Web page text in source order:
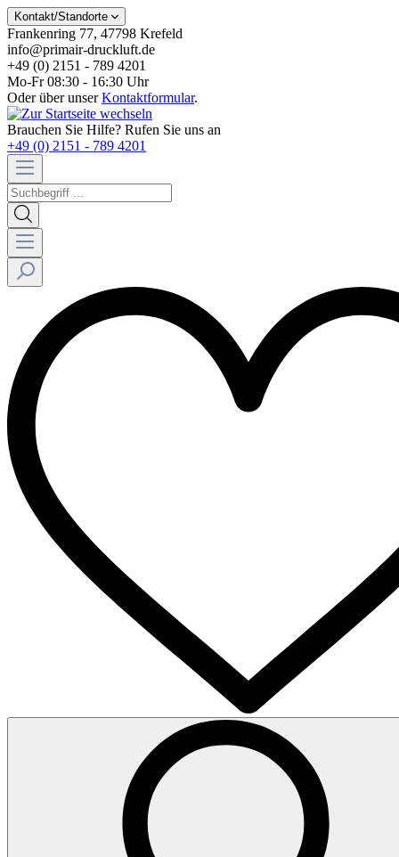
Kontakt/Standorte
Frankenring 77, 47798 Krefeld
info@primair-druckluft.de
+49 (0) 2151 - 789 4201
Mo-Fr 08:30 - 16:30 Uhr
Oder über unserKontaktformular.
Brauchen Sie Hilfe? Rufen Sie uns an
+49 (0) 2151 - 789 4201